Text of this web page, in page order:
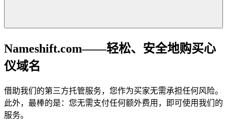
Nameshift.com——轻松、安全地购买心
仪域名
借助我们的第三方托管服务，您作为买家无需承担任何风险。
此外，最棒的是：您无需支付任何额外费用，即可使用我们的
服务。